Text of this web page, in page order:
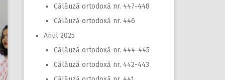
Călăuză ortodoxă nr. 447-448
Călăuză ortodoxă nr. 446
Anul 2025
Călăuză ortodoxă nr. 444-445
Călăuză ortodoxă nr. 442-443